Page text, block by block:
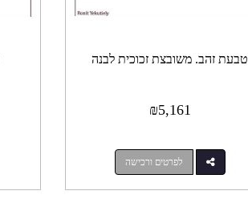
טבעת זהב. משובצת זכוכית לבנה
₪5,161
לפרטים ורכישה